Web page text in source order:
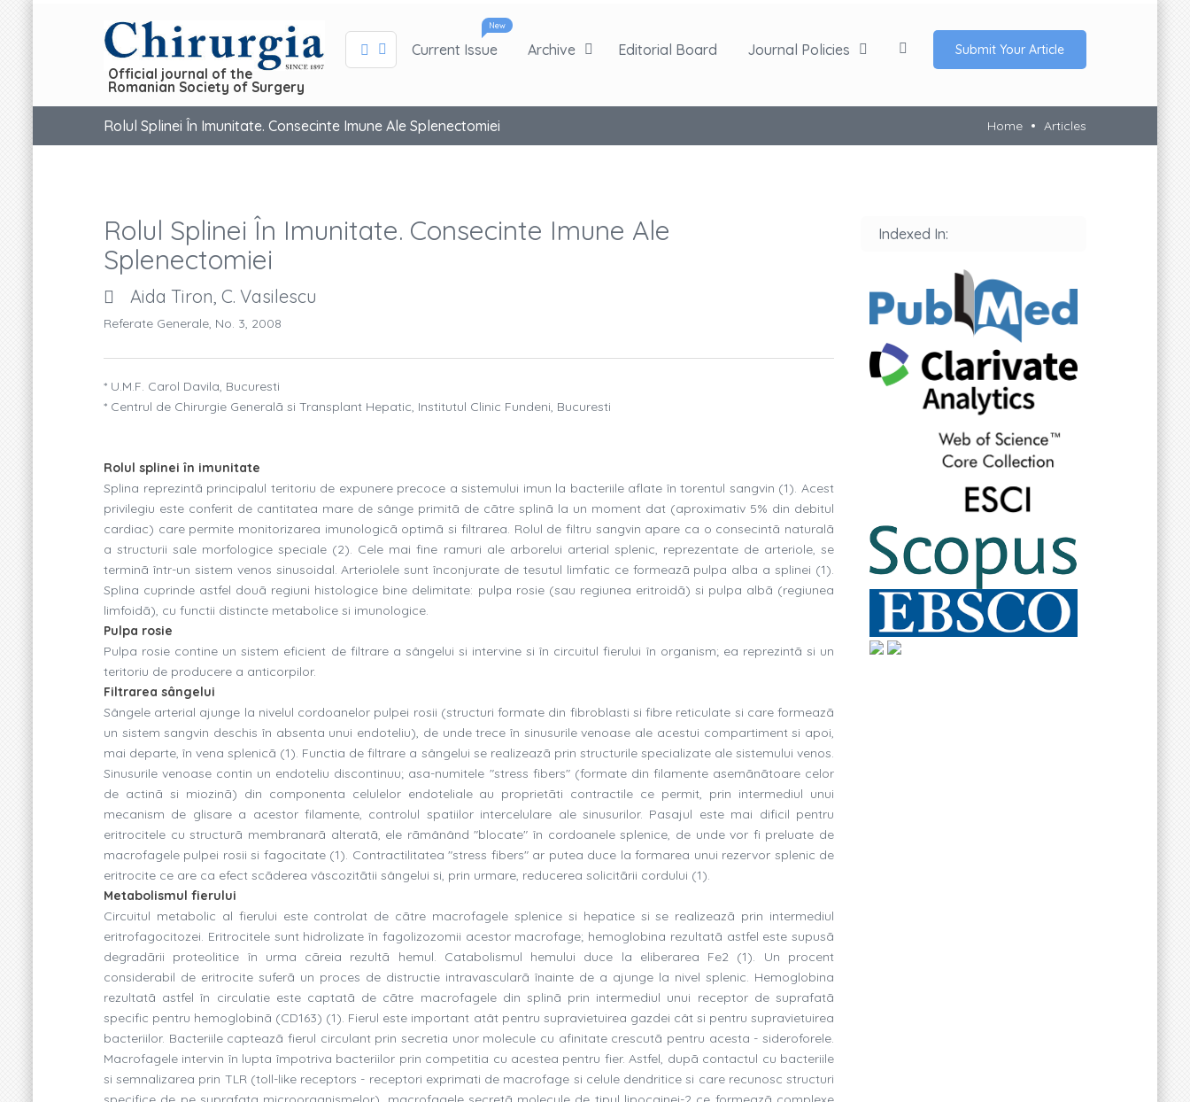
Official journal of the
Romanian Society of Surgery
New
Current Issue Archive Editorial Board Journal Policies Submit Your Article
Rolul Splinei În Imunitate. Consecinte Imune Ale Splenectomiei Home Articles
Rolul Splinei În Imunitate. Consecinte Imune Ale
Splenectomiei
Aida Tiron, C. Vasilescu
Referate Generale, No. 3, 2008
* U.M.F. Carol Davila, Bucuresti
* Centrul de Chirurgie Generalã si Transplant Hepatic, Institutul Clinic Fundeni, Bucuresti
Rolul splinei în imunitate
Splina reprezintã principalul teritoriu de expunere precoce a sistemului imun la bacteriile aflate în torentul sangvin (1). Acest
privilegiu este conferit de cantitatea mare de sânge primitã de cãtre splinã la un moment dat (aproximativ 5% din debitul
cardiac) care permite monitorizarea imunologicã optimã si filtrarea. Rolul de filtru sangvin apare ca o consecintã naturalã
a structurii sale morfologice speciale (2). Cele mai fine ramuri ale arborelui arterial splenic, reprezentate de arteriole, se
terminã într-un sistem venos sinusoidal. Arteriolele sunt înconjurate de tesutul limfatic ce formeazã pulpa alba a splinei (1).
Splina cuprinde astfel douã regiuni histologice bine delimitate: pulpa rosie (sau regiunea eritroidã) si pulpa albã (regiunea
limfoidã), cu functii distincte metabolice si imunologice.
Pulpa rosie
Pulpa rosie contine un sistem eficient de filtrare a sângelui si intervine si în circuitul fierului în organism; ea reprezintã si un
teritoriu de producere a anticorpilor.
Filtrarea sângelui
Sângele arterial ajunge la nivelul cordoanelor pulpei rosii (structuri formate din fibroblasti si fibre reticulate si care formeazã
un sistem sangvin deschis în absenta unui endoteliu), de unde trece în sinusurile venoase ale acestui compartiment si apoi,
mai departe, în vena splenicã (1). Functia de filtrare a sângelui se realizeazã prin structurile specializate ale sistemului venos.
Sinusurile venoase contin un endoteliu discontinuu; asa-numitele "stress fibers" (formate din filamente asemãnãtoare celor
de actinã si miozinã) din componenta celulelor endoteliale au proprietãti contractile ce permit, prin intermediul unui
mecanism de glisare a acestor filamente, controlul spatiilor intercelulare ale sinusurilor. Pasajul este mai dificil pentru
eritrocitele cu structurã membranarã alteratã, ele rãmânând "blocate" în cordoanele splenice, de unde vor fi preluate de
macrofagele pulpei rosii si fagocitate (1). Contractilitatea "stress fibers" ar putea duce la formarea unui rezervor splenic de
eritrocite ce are ca efect scãderea vâscozitãtii sângelui si, prin urmare, reducerea solicitãrii cordului (1).
Metabolismul fierului
Circuitul metabolic al fierului este controlat de cãtre macrofagele splenice si hepatice si se realizeazã prin intermediul
eritrofagocitozei. Eritrocitele sunt hidrolizate în fagolizozomii acestor macrofage; hemoglobina rezultatã astfel este supusã
degradãrii proteolitice în urma cãreia rezultã hemul. Catabolismul hemului duce la eliberarea Fe2 (1). Un procent
considerabil de eritrocite suferã un proces de distructie intravascularã înainte de a ajunge la nivel splenic. Hemoglobina
rezultatã astfel în circulatie este captatã de cãtre macrofagele din splinã prin intermediul unui receptor de suprafatã
specific pentru hemoglobinã (CD163) (1). Fierul este important atât pentru supravietuirea gazdei cât si pentru supravietuirea
bacteriilor. Bacteriile capteazã fierul circulant prin secretia unor molecule cu afinitate crescutã pentru acesta - sideroforele.
Macrofagele intervin în lupta împotriva bacteriilor prin competitia cu acestea pentru fier. Astfel, dupã contactul cu bacteriile
si semnalizarea prin TLR (toll-like receptors - receptori exprimati de macrofage si celule dendritice si care recunosc structuri
Indexed In: